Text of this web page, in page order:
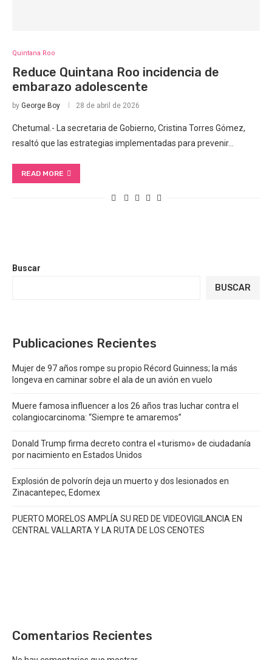
Quintana Roo
Reduce Quintana Roo incidencia de
embarazo adolescente
by George Boy 28 de abril de 2026
Chetumal.- La secretaria de Gobierno, Cristina Torres Gómez,
resaltó que las estrategias implementadas para prevenir…
READ MORE
Buscar
BUSCAR
Publicaciones Recientes
Mujer de 97 años rompe su propio Récord Guinness; la más
longeva en caminar sobre el ala de un avión en vuelo
Muere famosa influencer a los 26 años tras luchar contra el
colangiocarcinoma: “Siempre te amaremos”
Donald Trump firma decreto contra el «turismo» de ciudadanía
por nacimiento en Estados Unidos
Explosión de polvorín deja un muerto y dos lesionados en
Zinacantepec, Edomex
PUERTO MORELOS AMPLÍA SU RED DE VIDEOVIGILANCIA EN
CENTRAL VALLARTA Y LA RUTA DE LOS CENOTES
Comentarios Recientes